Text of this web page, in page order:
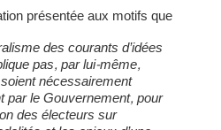
présentée aux motifs que
des courants d’idées
pas, par lui-même,
nécessairement
par le Gouvernement, pour
des électeurs sur